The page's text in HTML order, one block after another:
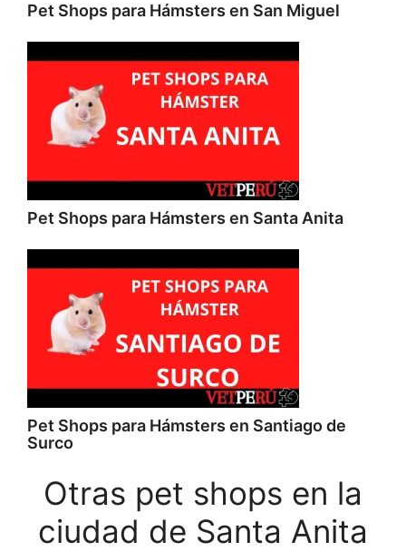
Pet Shops para Hámsters en San Miguel
Pet Shops para Hámsters en Santa Anita
Pet Shops para Hámsters en Santiago de
Surco
Otras pet shops en la
ciudad de Santa Anita